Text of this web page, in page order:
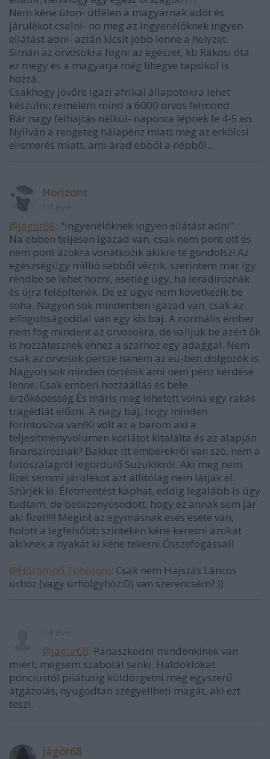
Nem kéne úton- útfélen a magyarnak adót és
járulékot csalni- no meg az ingyenélőknek ingyen
ellátást adni- aztán kicsit jobb lenne a helyzet.
Simán az orvosokra fogni az egészet, kb Rákosi óta
ez megy és a magyarja még lihegve tapsikol is
hozzá.
Csakhogy jövőre igazi afrikai állapotokra lehet
készülni; remélem mind a 6000 orvos felmond.
Bár nagy felhajtás nélkül- naponta lépnek le 4-5 en.
Nyilván a rengeteg hálapénz miatt meg az erkölcsi
elismerés miatt, ami árad ebből a népből...
Horizont
@jágör68: "ingyenélőknek ingyen ellátást adni"
Na ebben teljesen igazad van, csak nem pont ott és
nem pont azokra vonatkozik akikre te gondolsz! Az
egészségügy millió sebből vérzik, szerintem már így
rendbe se lehet hozni, esetleg úgy, ha leradíroznák
és újra felépítenék. De ez ugye nem következik be
soha. Nagyon sok mindenben igazad van, csak az
elfogultságoddal van egy kis baj. A normális ember
nem fog mindent az orvosokra, de valljuk be azért ők
is hozzátesznek ehhez a szarhoz egy adaggal. Nem
csak az orvosok persze hanem az eü-ben dolgozók is.
Nagyon sok minden történik ami nem pénz kérdése
lenne. Csak emberi hozzáállás és bele
érzőképesség.És máris meg lehetett volna egy rakás
tragédiát előzni. A nagy baj, hogy minden
forintosítva van!Ki volt az a barom aki a
teljesítményvolumen korlátot kitalálta és az alapján
finanszíroznak? Bakker itt emberekről van szó, nem a
futószalagról legördülő Suzukikról. Aki meg nem
fizet semmi járulékot azt állítólag nem látják el.
Szűrjék ki. Életmentést kaphat, eddig legalább is úgy
tudtam, de bebizonyosodott, hogy ez annak sem jár
aki fizet!!!! Megint az egymásnak esés esete van,
holott a legfelsőbb szinteken kéne keresni azokat
akiknek a nyakát ki kéne tekerni.Összefogással!
@Hörömpő Töhötöm: Csak nem Hajszás Láncos
úrhoz (vagy úrhölgyhöz:D) van szerencsém?:))
@jágör68: Panaszkodni mindenkinek van
miért, mégsem szabotál senki. Haldoklókat
ponciustól pilátusig küldözgetni meg egyszerű
átgázolás, nyugodtan szégyellheti magát, aki ezt
teszi.
jágör68